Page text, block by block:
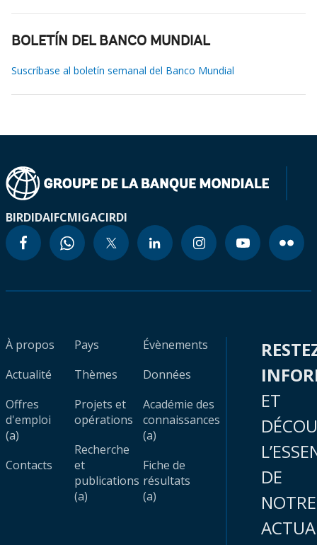
BOLETÍN DEL BANCO MUNDIAL
Suscríbase al boletín semanal del Banco Mundial
BIRDIDAIFCMIGACIRDI
À propos
Actualité
Offres
d'emploi
(a)
Contacts
Pays
Thèmes
Projets et
opérations
Recherche
et
publications
(a)
Évènements
Données
Académie des
connaissances
(a)
Fiche de
résultats
(a)
ET
DE
NOTRE